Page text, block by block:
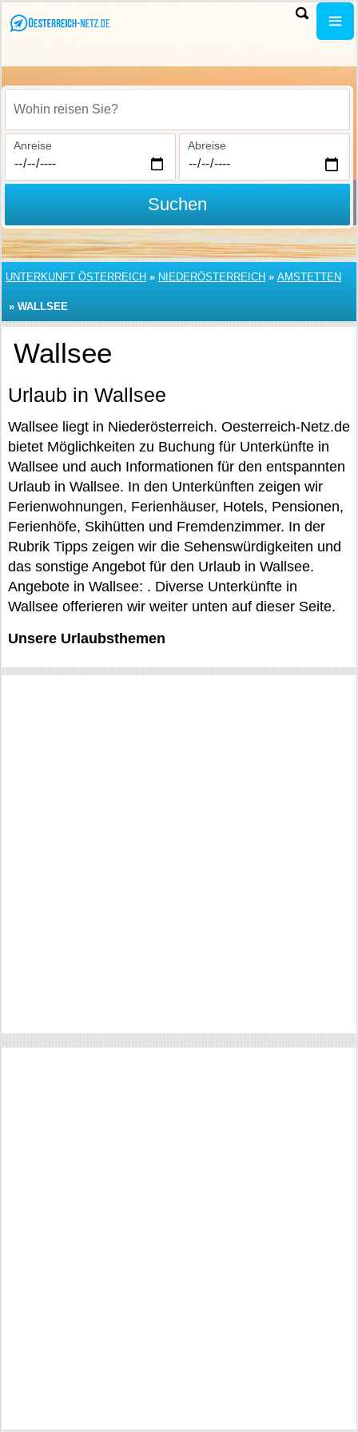
Wohin reisen Sie?
Anreise Abreise
Suchen
UNTERKUNFT ÖSTERREICH » NIEDERÖSTERREICH » AMSTETTEN
» WALLSEE
Wallsee
Urlaub in Wallsee
Wallsee liegt in Niederösterreich. Oesterreich-Netz.de
bietet Möglichkeiten zu Buchung für Unterkünfte in
Wallsee und auch Informationen für den entspannten
Urlaub in Wallsee. In den Unterkünften zeigen wir
Ferienwohnungen, Ferienhäuser, Hotels, Pensionen,
Ferienhöfe, Skihütten und Fremdenzimmer. In der
Rubrik Tipps zeigen wir die Sehenswürdigkeiten und
das sonstige Angebot für den Urlaub in Wallsee.
Angebote in Wallsee: . Diverse Unterkünfte in
Wallsee offerieren wir weiter unten auf dieser Seite.
Unsere Urlaubsthemen